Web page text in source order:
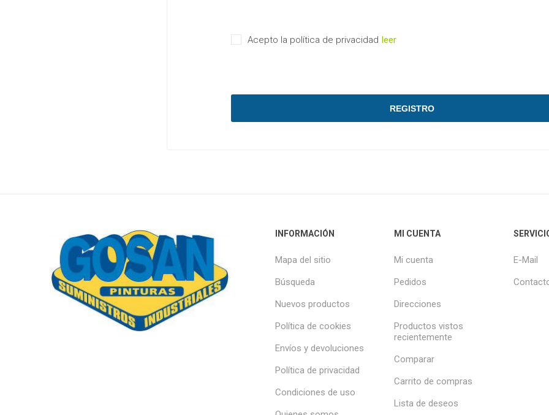
Acepto la política de privacidad leer
INFORMACIÓN
Mapa del sitio
Búsqueda
Nuevos productos
Política de cookies
Envíos y devoluciones
Política de privacidad
Condiciones de uso
MI CUENTA
Mi cuenta
Pedidos
Direcciones
Productos vistos
recientemente
Comparar
Carrito de compras
Lista de deseos
E-Mail